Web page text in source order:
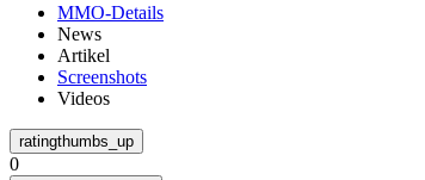
MMO-Details
News
Artikel
Screenshots
Videos
0